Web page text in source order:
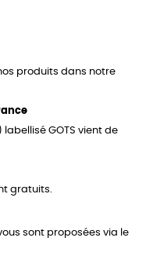
produits dans notre
GOTS vient de
gratuits.
sont proposées via le